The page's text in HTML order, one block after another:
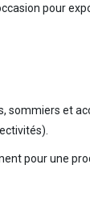
pour
sommiers et
pour une